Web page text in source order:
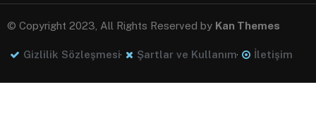
© Copyright 2023, All Rights Reserved by Kan Themes
Gizlilik Sözleşmesi Şartlar ve Kullanım İletişim